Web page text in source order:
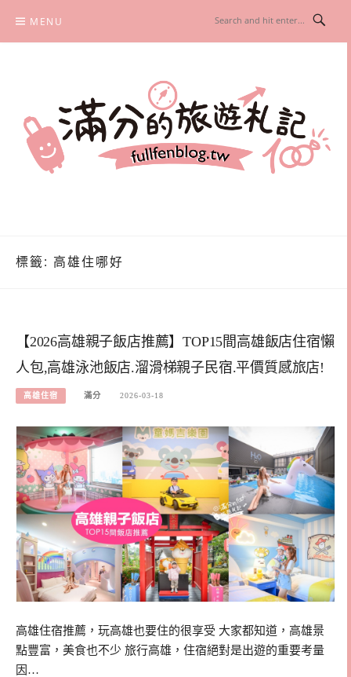
content
MENU
標籤: 高雄住哪好
【2026高雄親子飯店推薦】TOP15間高雄飯店住宿懶
人包,高雄泳池飯店.溜滑梯親子民宿.平價質感旅店!
高雄住宿 滿分 2026-03-18
高雄住宿推薦，玩高雄也要住的很享受 大家都知道，高雄景
點豐富，美食也不少 旅行高雄，住宿絕對是出遊的重要考量
因…